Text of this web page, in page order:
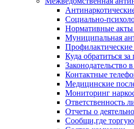
Социально-
Нормативные акты
Муниципальная
Куда обратиться
Законодательство
Контактные
Медицинские
Мониторинг
Ответственность
Отчеты о
Сообщи,где